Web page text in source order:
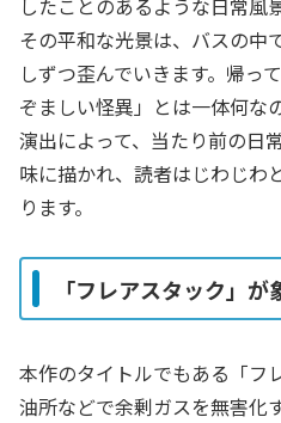
その平和な光景は、バスの中
しずつ歪んでいきます。帰っ
ぞましい怪異」とは一体何な
演出によって、当たり前の日
味に描かれ、読者はじわじわ
ります。
「フレアスタック」
本作のタイトルでもある「フ
油所などで余剰ガスを無害化